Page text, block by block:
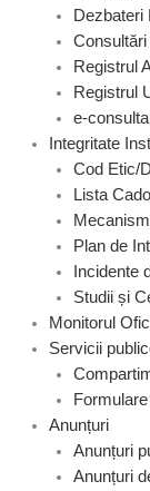
Dezbateri
Registrul
Registrul
e-
Integritate
Cod Etic/
Lista
Plan de
Incidente
Studii și
Monitorul
Servicii
Formulare
Anunțuri
Anunțuri
Anunțuri